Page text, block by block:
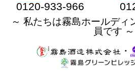
0120-933-966
～ 私たちは霧島ホールディ
員です ～
・